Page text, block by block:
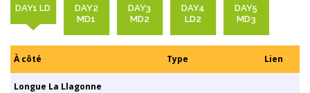
DAY1 LD
DAY2
MD1
DAY3
MD2
DAY4
LD2
DAY5
MD3
À côté Type Lien
Longue La Llagonne